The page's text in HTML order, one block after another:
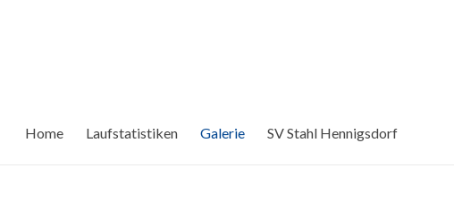
Home Laufstatistiken Galerie SV Stahl Hennigsdorf